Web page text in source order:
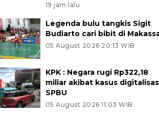
19 jam lalu
Legenda bulu tangkis Sigit
Budiarto cari bibit di
05 August 2026 20:13 WIB
KPK : Negara rugi Rp322,18
miliar akibat kasus
SPBU
05 August 2026 11:03 WIB